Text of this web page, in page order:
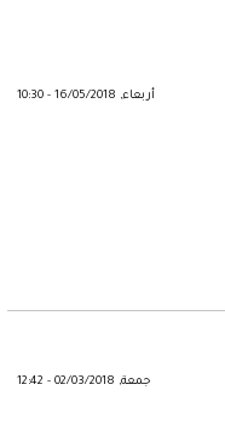
أربعاء, 16/05/2018 - 10:30
جمعة, 02/03/2018 - 12:42